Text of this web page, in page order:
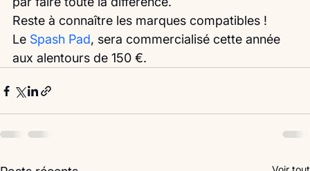
Reste à connaître les marques compatibles !
Le Spash Pad, sera commercialisé cette année
aux alentours de 150 €.